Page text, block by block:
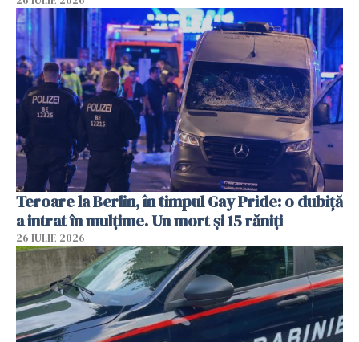
Teroare la Berlin, în timpul Gay Pride: o dubiță
a intrat în mulțime. Un mort și 15 răniți
26 IULIE 2026